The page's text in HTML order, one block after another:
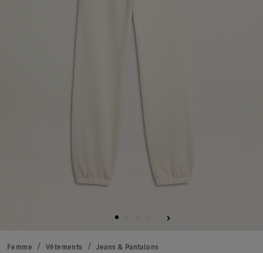
Femme Vêtements Jeans & Pantalons